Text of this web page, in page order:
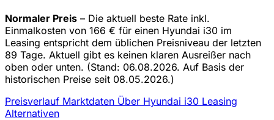
Normaler Preis – Die aktuell beste Rate inkl.
Einmalkosten von 166 € für einen Hyundai i30 im
Leasing entspricht dem üblichen Preisniveau der letzten
89 Tage. Aktuell gibt es keinen klaren Ausreißer nach
oben oder unten. (Stand: 06.08.2026. Auf Basis der
historischen Preise seit 08.05.2026.)
Preisverlauf Marktdaten Über Hyundai i30 Leasing
Alternativen